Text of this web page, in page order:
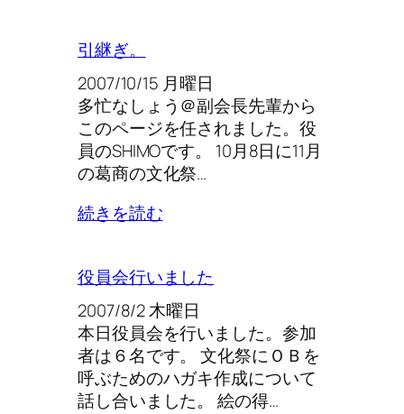
引継ぎ。
2007/10/15 月曜日
多忙なしょう＠副会長先輩から
このページを任されました。役
員のSHIMOです。 10月8日に11月
の葛商の文化祭…
続きを読む
役員会行いました
2007/8/2 木曜日
本日役員会を行いました。参加
者は６名です。 文化祭にＯＢを
呼ぶためのハガキ作成について
話し合いました。 絵の得…